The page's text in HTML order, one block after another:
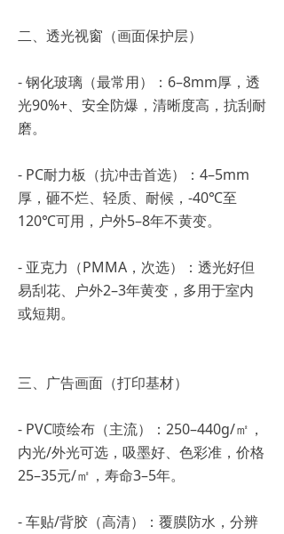
二、透光视窗（画面保护层）
- 钢化玻璃（最常用）：6–8mm厚，透
光90%+、安全防爆，清晰度高，抗刮耐
磨。
- PC耐力板（抗冲击首选）：4–5mm
厚，砸不烂、轻质、耐候，-40℃至
120℃可用，户外5–8年不黄变。
- 亚克力（PMMA，次选）：透光好但
易刮花、户外2–3年黄变，多用于室内
或短期。
三、广告画面（打印基材）
- PVC喷绘布（主流）：250–440g/㎡，
内光/外光可选，吸墨好、色彩准，价格
25–35元/㎡，寿命3–5年。
- 车贴/背胶（高清）：覆膜防水，分辨